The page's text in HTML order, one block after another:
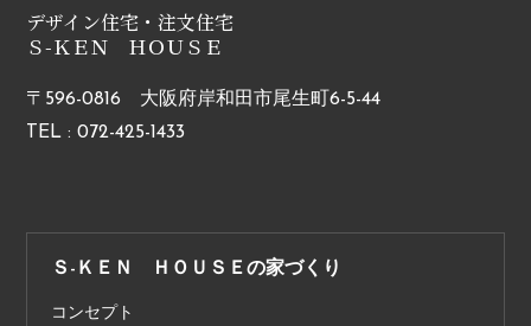
デザイン住宅・注文住宅
Ｓ-ＫＥＮ ＨＯＵＳＥ
〒596-0816 大阪府岸和田市尾生町6-5-44
TEL : 072-425-1433
Ｓ-ＫＥＮ ＨＯＵＳＥの家づくり
コンセプト